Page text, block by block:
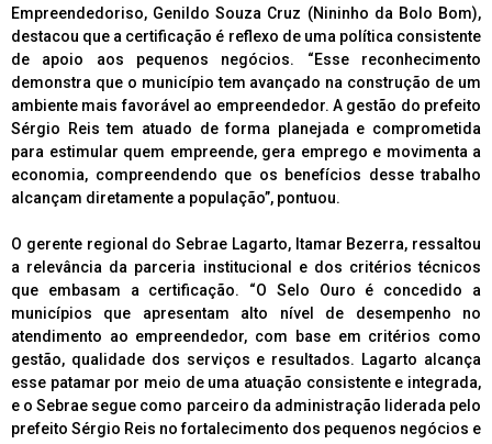
Empreendedoriso, Genildo Souza Cruz (Nininho da Bolo Bom),
destacou que a certificação é reflexo de uma política consistente
de apoio aos pequenos negócios. “Esse reconhecimento
demonstra que o município tem avançado na construção de um
ambiente mais favorável ao empreendedor. A gestão do prefeito
Sérgio Reis tem atuado de forma planejada e comprometida
para estimular quem empreende, gera emprego e movimenta a
economia, compreendendo que os benefícios desse trabalho
alcançam diretamente a população”, pontuou.
O gerente regional do Sebrae Lagarto, Itamar Bezerra, ressaltou
a relevância da parceria institucional e dos critérios técnicos
que embasam a certificação. “O Selo Ouro é concedido a
municípios que apresentam alto nível de desempenho no
atendimento ao empreendedor, com base em critérios como
gestão, qualidade dos serviços e resultados. Lagarto alcança
esse patamar por meio de uma atuação consistente e integrada,
e o Sebrae segue como parceiro da administração liderada pelo
prefeito Sérgio Reis no fortalecimento dos pequenos negócios e